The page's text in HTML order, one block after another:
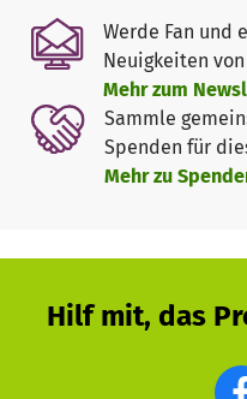
Werde Fan und
Neuigkeiten
Mehr zum
Sammle
Spenden für
Mehr zu
Hilf mit, das